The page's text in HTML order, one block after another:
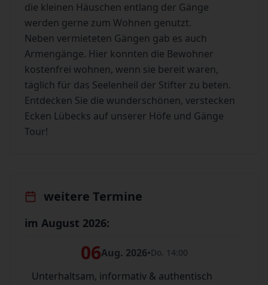
die kleinen Häuschen entlang der Gänge
werden gerne zum Wohnen genutzt.
Neben vermieteten Gängen gab es auch
Armengänge. Hier konnten die Bewohner
kostenfrei wohnen, wenn sie bereit waren,
täglich für das Seelenheil der Stifter zu beten.
Entdecken Sie die wunderschönen, verstecken
Ecken Lübecks auf unserer Höfe und Gänge
Tour!
weitere Termine
im August 2026:
06Aug. 2026•Do. 14:00
Unterhaltsam, informativ & authentisch